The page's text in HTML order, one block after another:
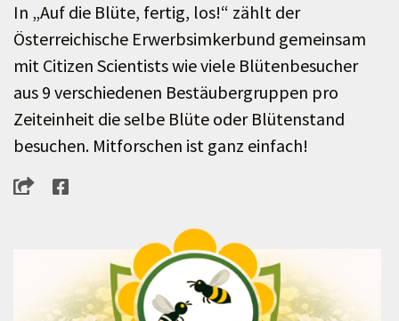
In „Auf die Blüte, fertig, los!“ zählt der
Österreichische Erwerbsimkerbund gemeinsam
mit Citizen Scientists wie viele Blütenbesucher
aus 9 verschiedenen Bestäubergruppen pro
Zeiteinheit die selbe Blüte oder Blütenstand
besuchen. Mitforschen ist ganz einfach!